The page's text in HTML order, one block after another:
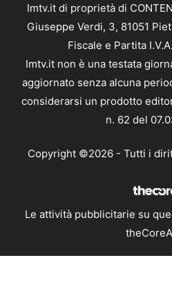
Imtv.it di proprietà di
Giuseppe Verdi, 3, 81051
Fiscale e Partita
Imtv.it non è una testata
aggiornato senza alcuna
considerarsi un prodotto
n. 62 del
Copyright ©2026 - Tutti i
Le attività pubblicitarie su